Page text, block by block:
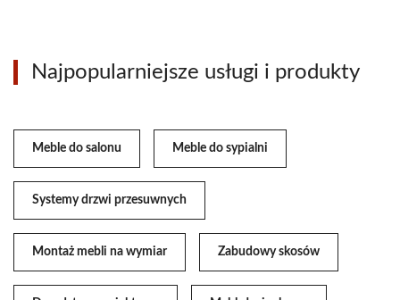
Najpopularniejsze usługi i produkty
Meble do salonu Meble do sypialni
Systemy drzwi przesuwnych
Montaż mebli na wymiar Zabudowy skosów